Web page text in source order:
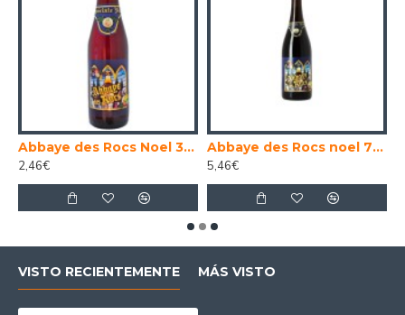
Abbaye des Rocs Noel 33 cl.
2,46€
Abbaye des Rocs noel 75 cl.
5,46€
VISTO RECIENTEMENTE MÁS VISTO